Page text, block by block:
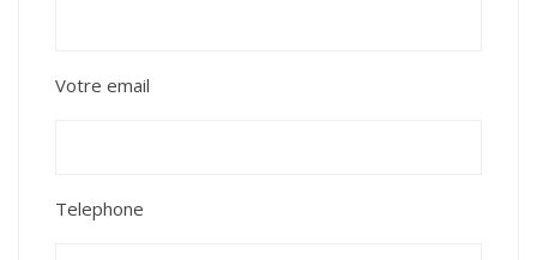
Votre email
Telephone